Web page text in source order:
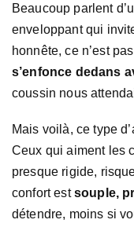
Beaucoup parlent
enveloppant qui
honnête, ce n’est
s’enfonce dedans
coussin nous
Mais voilà, ce type
Ceux qui aiment les
presque rigide,
confort estsouple,
détendre, moins si